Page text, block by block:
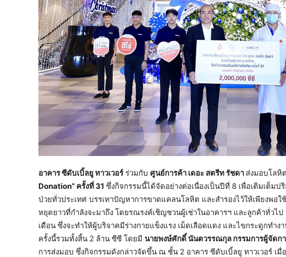
อาคาร ซีดับเบิ้ลยู ทาวเวอร์ร่วมกับ ศูนย์การค้า เดอะ สตรีท รัชดา ส่งมอบโลหิ
Donation” ครั้งที่ 31 ซึ่งกิจกรรมนี้ได้จัดอย่างต่อเนื่องเป็นปีที่ 8 เพื่อเติมเต็ม
ป่วยทั่วประเทศ บรรเทาปัญหาการขาดแคลนโลหิต และสำรองไว้ให้เพียงพอ
หยุดยาวที่กำลังจะมาถึง โดยรณรงค์เชิญชวนผู้เช่าในอาคารฯ และลูกค้าทั่วไ
เดือน ซึ่งจะทำให้ผู้บริจาคมีร่างกายแข็งแรง เม็ดเลือดแดง และไขกระดูกท
ครั้งนี้รวมทั้งสิ้น 2 ล้าน ซีซี โดยมี นายพงษ์ศักดิ์ นันตวรรณกุล กรรมการผู้จัดก
การส่งมอบ ซึ่งกิจกรรมดังกล่าวจัดขึ้น ณ ชั้น 2 อาคาร ซีดับเบิ้ลยู ทาวเวอร์ เมื่